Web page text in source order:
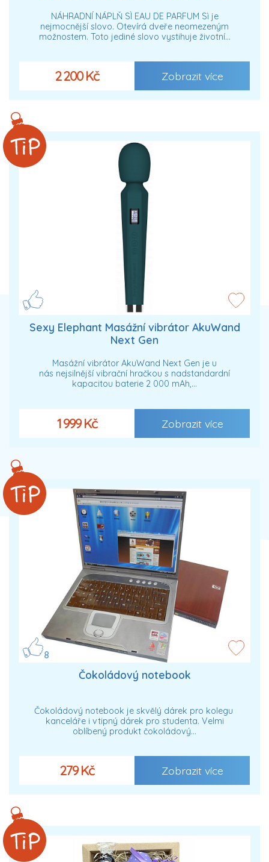
NÁHRADNÍ NÁPLŇ SÌ EAU DE PARFUM Sì je
nejmocnější slovo. Otevírá dveře neomezeným
možnostem. Toto jediné slovo vystihuje životní…
2 200 Kč Zobrazit více
Sexy Elephant Masážní vibrátor AkuWand
Next Gen
Masážní vibrátor AkuWand Next Gen je u
nás nejsilnější vibrační hračkou s nadstandardní
kapacitou baterie 2 000 mAh,…
1 999 Kč Zobrazit více
8
Čokoládový notebook
Čokoládový notebook je skvělý dárek pro kolegu
kanceláře i vtipný dárek pro studenta. Velmi
oblíbený produkt čokoládový…
279 Kč Zobrazit více